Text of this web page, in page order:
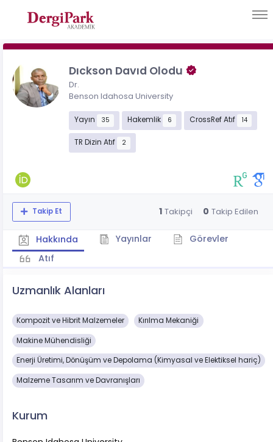
Dıckson Davıd Olodu
Dr.
Benson Idahosa University
Yayın 35 Hakemlik 6 CrossRef Atıf 14
TR Dizin Atıf 2
Takip Et 1 Takipçi 0 Takip Edilen
Hakkında Yayınlar
Görevler
Atıf
Uzmanlık Alanları
Kompozit ve Hibrit Malzemeler Kırılma Mekaniği
Makine Mühendisliği
Enerji Üretimi, Dönüşüm ve Depolama (Kimyasal ve Elektiksel hariç)
Malzeme Tasarım ve Davranışları
Kurum